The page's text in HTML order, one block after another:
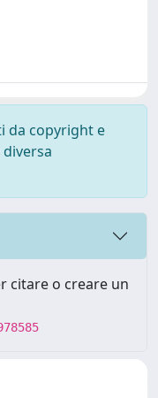
da copyright e
citare o creare un